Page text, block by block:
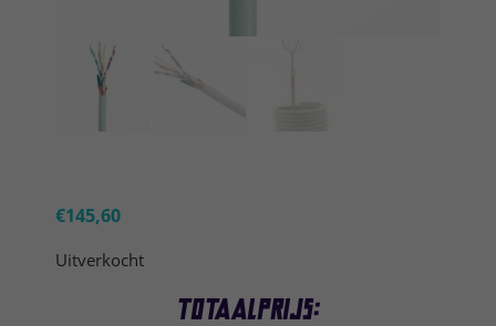
€145,60
Uitverkocht
Totaalprijs: